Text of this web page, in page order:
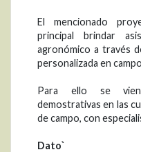
El mencionado
principal brindar
agronómico a través
personalizada en
Para ello se
demostrativas en las
de campo, con
Dato`